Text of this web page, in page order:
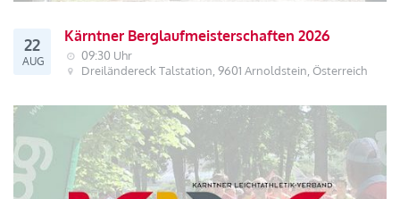
22
AUG
Kärntner Berglaufmeisterschaften 2026
09:30 Uhr
Dreiländereck Talstation, 9601 Arnoldstein, Österreich